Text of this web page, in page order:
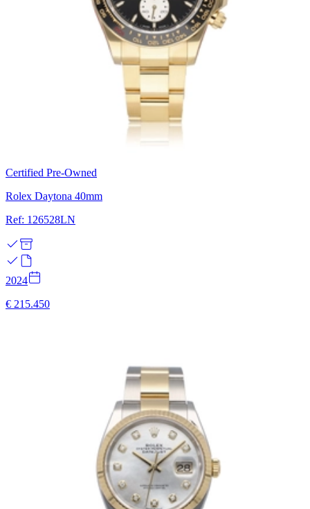
Certified Pre-Owned
Rolex Daytona 40mm
Ref: 126528LN
2024
€ 215.450